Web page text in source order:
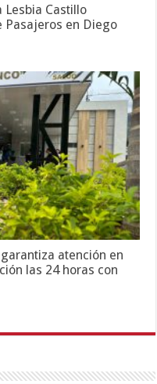
Lesbia Castillo
Pasajeros en Diego
atención en
las 24 horas con